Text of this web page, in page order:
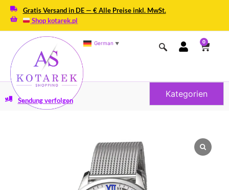
Gratis Versand in DE — € Alle Preise inkl. MwSt.
Shop kotarek.pl
German ▼ 0
Kategorien
Sendung verfolgen